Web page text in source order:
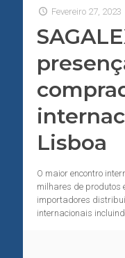
Fevereiro 27, 2023
Lisboa
O maior encontro
milhares de produtos
importadores
internacionais